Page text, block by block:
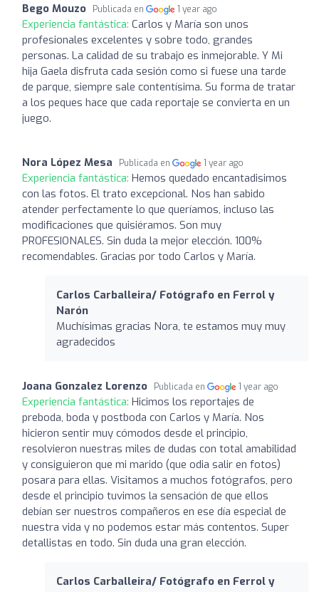
Bego Mouzo Publicada en 1 year ago
Experiencia fantástica: Carlos y María son unos
profesionales excelentes y sobre todo, grandes
personas. La calidad de su trabajo es inmejorable. Y Mi
hija Gaela disfruta cada sesión como si fuese una tarde
de parque, siempre sale contentísima. Su forma de tratar
a los peques hace que cada reportaje se convierta en un
juego.
Nora López Mesa Publicada en 1 year ago
Experiencia fantástica: Hemos quedado encantadisimos
con las fotos. El trato excepcional. Nos han sabido
atender perfectamente lo que queríamos, incluso las
modificaciones que quisiéramos. Son muy
PROFESIONALES. Sin duda la mejor elección. 100%
recomendables. Gracias por todo Carlos y María.
Carlos Carballeira/ Fotógrafo en Ferrol y
Narón
Muchísimas gracias Nora, te estamos muy muy
agradecidos
Joana Gonzalez Lorenzo Publicada en 1 year ago
Experiencia fantástica: Hicimos los reportajes de
preboda, boda y postboda con Carlos y María. Nos
hicieron sentir muy cómodos desde el principio,
resolvieron nuestras miles de dudas con total amabilidad
y consiguieron que mi marido (que odia salir en fotos)
posara para ellas. Visitamos a muchos fotógrafos, pero
desde el principio tuvimos la sensación de que ellos
debían ser nuestros compañeros en ese día especial de
nuestra vida y no podemos estar más contentos. Super
detallistas en todo. Sin duda una gran elección.
Carlos Carballeira/ Fotógrafo en Ferrol y